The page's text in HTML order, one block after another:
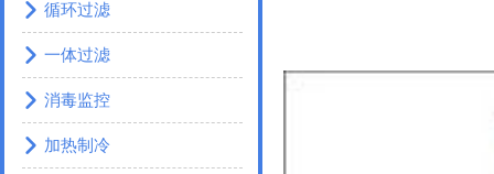
2018亚洲泳池SPA博览会亮相，行业各类新
循环过滤
一体过滤
消毒监控
加热制冷